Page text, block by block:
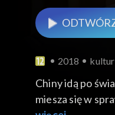
2018
Chiny idą po
miesza się w